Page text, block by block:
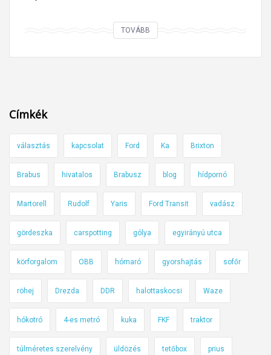
TOVÁBB
0
é
e
r
r
B
d
a
p
s
Címkék
választás kapcsolat Ford Ka Brixton
Brabus hivatalos Brabusz blog hídpornó
Martorell Rudolf Yaris Ford Transit vadász
gördeszka carspotting gólya egyirányú utca
körforgalom OBB hómaró gyorshajtás sofőr
röhej Drezda DDR halottaskocsi Waze
hókotró 4-es metró kuka FKF traktor
túlméretes szerelvény üldözés tetőbox prius